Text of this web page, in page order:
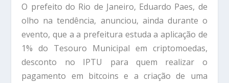
O prefeito do Rio de Janeiro, Eduardo Paes, de
olho na tendência, anunciou, ainda durante o
evento, que a a prefeitura estuda a aplicação de
1% do Tesouro Municipal em criptomoedas,
desconto no IPTU para quem realizar o
pagamento em bitcoins e a criação de uma